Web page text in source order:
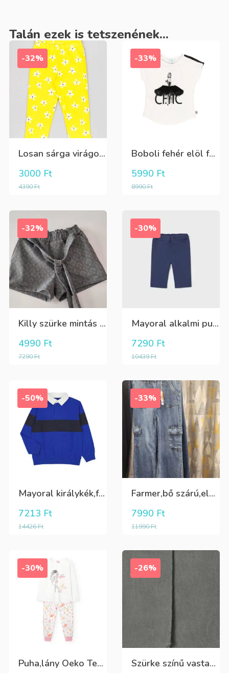
Talán ezek is tetszenének...
-32%
Losan sárga virágos 3/4-es leggings
4390Ft
3000 Ft
-33%
Boboli fehér elöl fekete tüll+gyöngyös csini póló
8990Ft
5990 Ft
-32%
Killy szürke mintás rövidnadrág
7290Ft
4990 Ft
-30%
Mayoral alkalmi puha kék élre vasalt nadrág, behúzható derékrésszel
10439Ft
7290 Ft
-50%
Mayoral királykék,fehér galléros hosszú ujjú póló Tini fiúknak
14426Ft
7213 Ft
-33%
Farmer,bő szárú,elöl és oldalt zsebes lány nadrág
11990Ft
7990 Ft
-30%
Puha,lány Oeko Tex bio pamut hosszú pizsama
-26%
Szürke színű vastag puha harisnya